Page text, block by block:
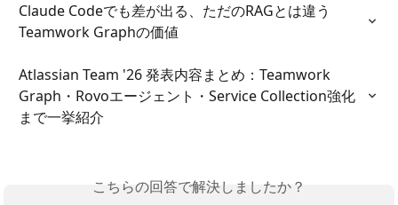
Claude Codeでも差が出る、ただのRAGとは違う
Teamwork Graphの価値
Atlassian Team '26 発表内容まとめ：Teamwork
Graph・Rovoエージェント・Service Collection強化
まで一挙紹介
こちらの回答で解決しましたか？